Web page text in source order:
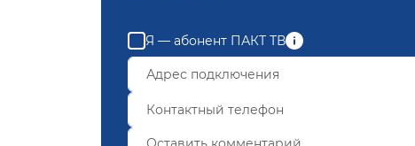
Я — абонент ПАКТ ТВ